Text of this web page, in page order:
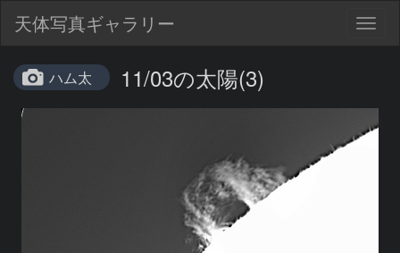
天体写真ギャラリー
ハム太 11/03の太陽(3)